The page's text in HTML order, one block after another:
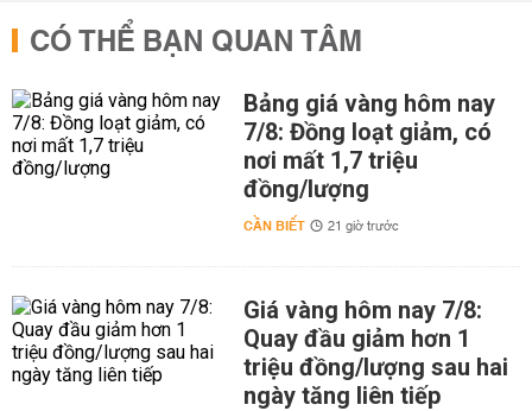
CÓ THỂ BẠN QUAN TÂM
Bảng giá vàng hôm nay
7/8: Đồng loạt giảm, có
nơi mất 1,7 triệu
đồng/lượng
CẦN BIẾT 21 giờ trước
Giá vàng hôm nay 7/8:
Quay đầu giảm hơn 1
triệu đồng/lượng sau hai
ngày tăng liên tiếp